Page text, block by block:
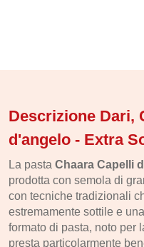
Profumi per il
Profumi in Olio
Profumi Spray
Souk
Narghilè e
Incensi e
Descrizione Dari,
d'angelo - Extra
La pasta Chaara Capelli
prodotta con semola di
con tecniche tradizionali
estremamente sottile e
formato di pasta, noto per
presta particolarmente